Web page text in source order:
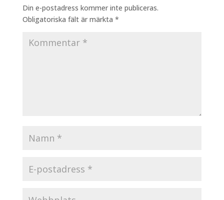
Din e-postadress kommer inte publiceras.
Obligatoriska fält är märkta *